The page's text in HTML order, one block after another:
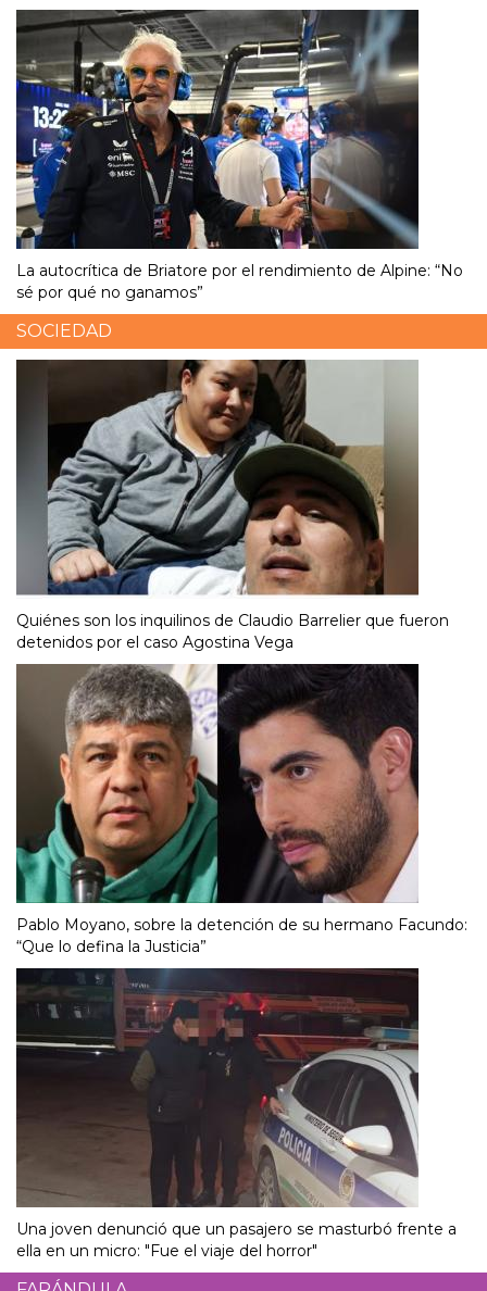
La autocrítica de Briatore por el rendimiento de Alpine: “No
sé por qué no ganamos”
SOCIEDAD
Quiénes son los inquilinos de Claudio Barrelier que fueron
detenidos por el caso Agostina Vega
Pablo Moyano, sobre la detención de su hermano Facundo:
“Que lo defina la Justicia”
Una joven denunció que un pasajero se masturbó frente a
ella en un micro: "Fue el viaje del horror"